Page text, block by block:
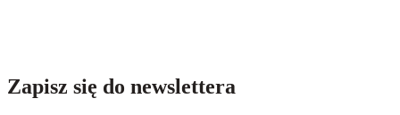
Zapisz się do newslettera